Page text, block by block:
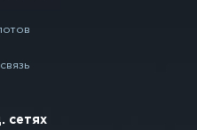
сетях